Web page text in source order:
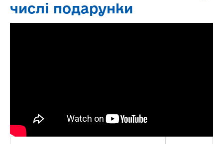
числі подарунки